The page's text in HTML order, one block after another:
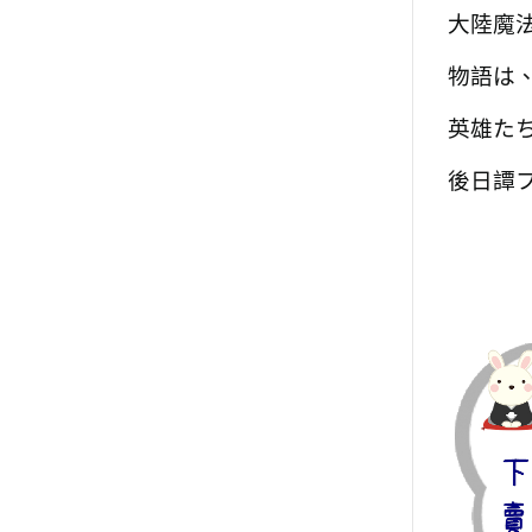
大陸魔
物語は
英雄た
後日譚